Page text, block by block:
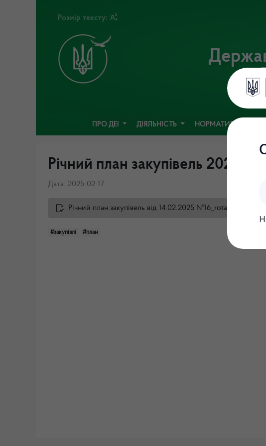
Розмір тексту:
ПРО ДЕІ ДІЯЛЬНІСТЬ НОРМАТИВНА БАЗА
Річний план закупівель 2025
Дата: 2025-02-17
Річний план закупівель від 14.02.2025 №16_rotated.pdf
#закупівлі #план